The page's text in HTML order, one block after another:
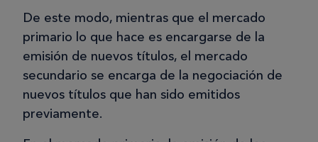
De este modo, mientras que el mercado
primario lo que hace es encargarse de la
emisión de nuevos títulos, el mercado
secundario se encarga de la negociación de
nuevos títulos que han sido emitidos
previamente.